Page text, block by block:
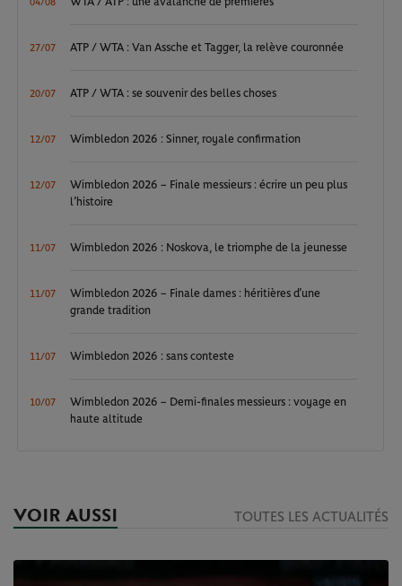
04/08
27/07 ATP / WTA : Van Assche et Tagger, la relève couronnée
20/07 ATP / WTA : se souvenir des belles choses
12/07 Wimbledon 2026 : Sinner, royale confirmation
12/07
Wimbledon 2026 – Finale messieurs : écrire un peu plus
l’histoire
11/07 Wimbledon 2026 : Noskova, le triomphe de la jeunesse
11/07
Wimbledon 2026 – Finale dames : héritières d’une
grande tradition
11/07 Wimbledon 2026 : sans conteste
10/07
Wimbledon 2026 – Demi-finales messieurs : voyage en
haute altitude
VOIR AUSSI TOUTES LES ACTUALITÉS